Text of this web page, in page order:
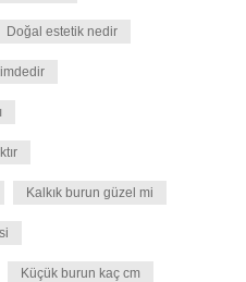
Doğal estetik nedir
Kalkık burun güzel mi
Küçük burun kaç cm